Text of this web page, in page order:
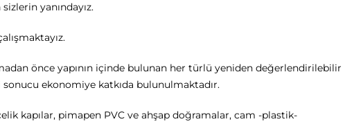
yanındayız.
önce yapının içinde bulunan her türlü yeniden değerlendirilebilir
ekonomiye katkıda bulunulmaktadır.
kapılar, pimapen PVC ve ahşap doğramalar, cam -plastik-